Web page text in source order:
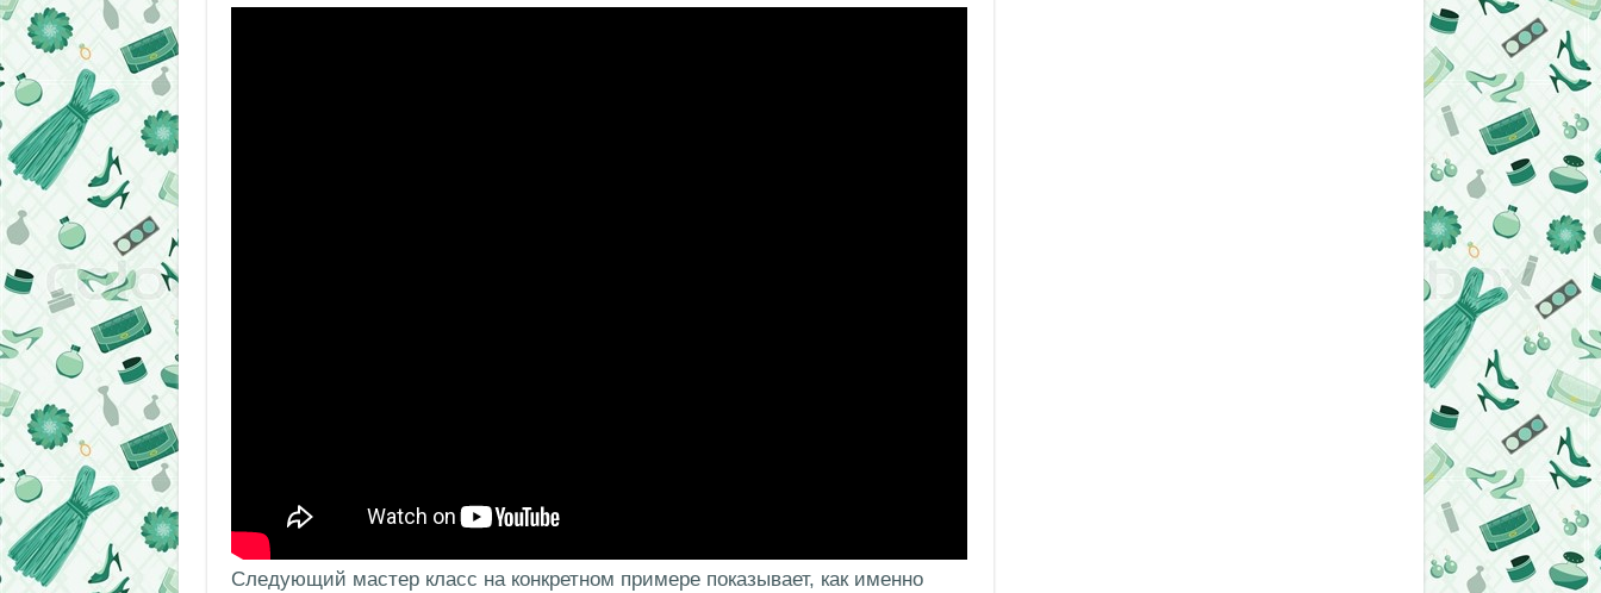
Следующий мастер класс на конкретном примере показывает, как именно